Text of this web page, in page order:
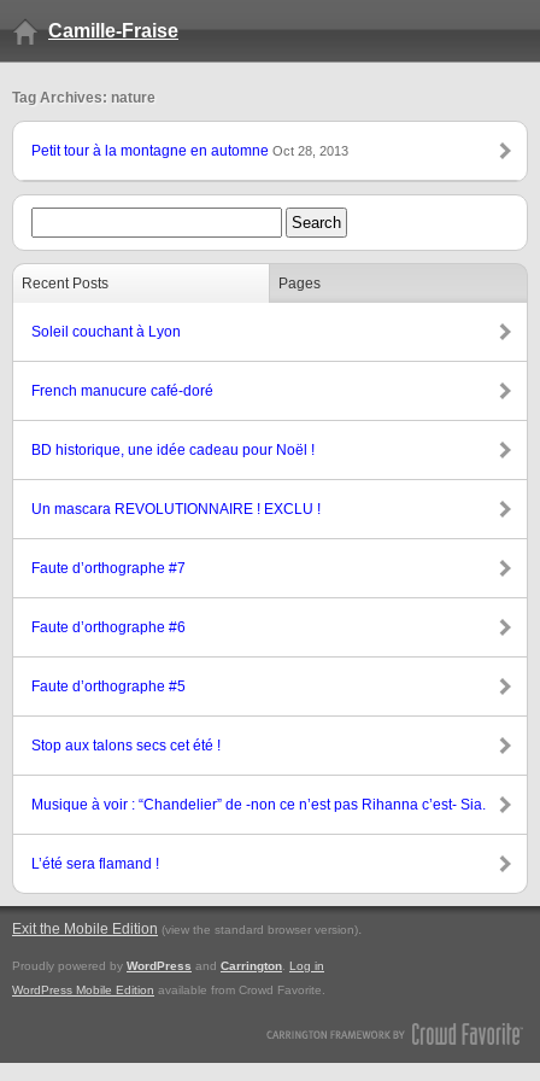
Camille-Fraise
Tag Archives: nature
Petit tour à la montagne en automne Oct 28, 2013
Recent Posts Pages
Soleil couchant à Lyon
French manucure café-doré
BD historique, une idée cadeau pour Noël !
Un mascara REVOLUTIONNAIRE ! EXCLU !
Faute d’orthographe #7
Faute d’orthographe #6
Faute d’orthographe #5
Stop aux talons secs cet été !
Musique à voir : “Chandelier” de -non ce n’est pas Rihanna c’est- Sia.
L’été sera flamand !
Exit the Mobile Edition (view the standard browser version).
Proudly powered by WordPress and Carrington
Log in
WordPress Mobile Edition available from Crowd Favorite.